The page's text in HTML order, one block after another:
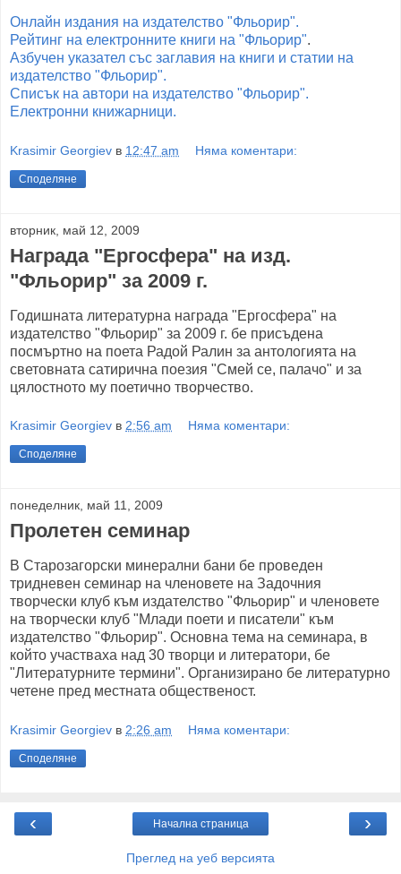
Онлайн издания на издателство "Фльорир".
Рейтинг на електронните книги на "Фльорир".
Азбучен указател със заглавия на книги и статии на
издателство "Фльорир".
Списък на автори на издателство "Фльорир".
Електронни книжарници.
Krasimir Georgiev в 12:47 am Няма коментари:
Споделяне
вторник, май 12, 2009
Награда "Ергосфера" на изд.
"Фльорир" за 2009 г.
Годишната литературна награда "Ергосфера" на
издателство "Фльорир" за 2009 г. бе присъдена
посмъртно на поета Радой Ралин за антологията на
световната сатирична поезия "Смей се, палачо" и за
цялостното му поетично творчество.
Krasimir Georgiev в 2:56 am Няма коментари:
Споделяне
понеделник, май 11, 2009
Пролетен семинар
В Старозагорски минерални бани бе проведен
тридневен семинар на членовете на Задочния
творчески клуб към издателство "Фльорир" и членовете
на творчески клуб "Млади поети и писатели" към
издателство "Фльорир". Основна тема на семинара, в
който участваха над 30 творци и литератори, бе
"Литературните термини". Организирано бе литературно
четене пред местната общественост.
Krasimir Georgiev в 2:26 am Няма коментари:
Споделяне
‹ ›
Начална страница
Преглед на уеб версията